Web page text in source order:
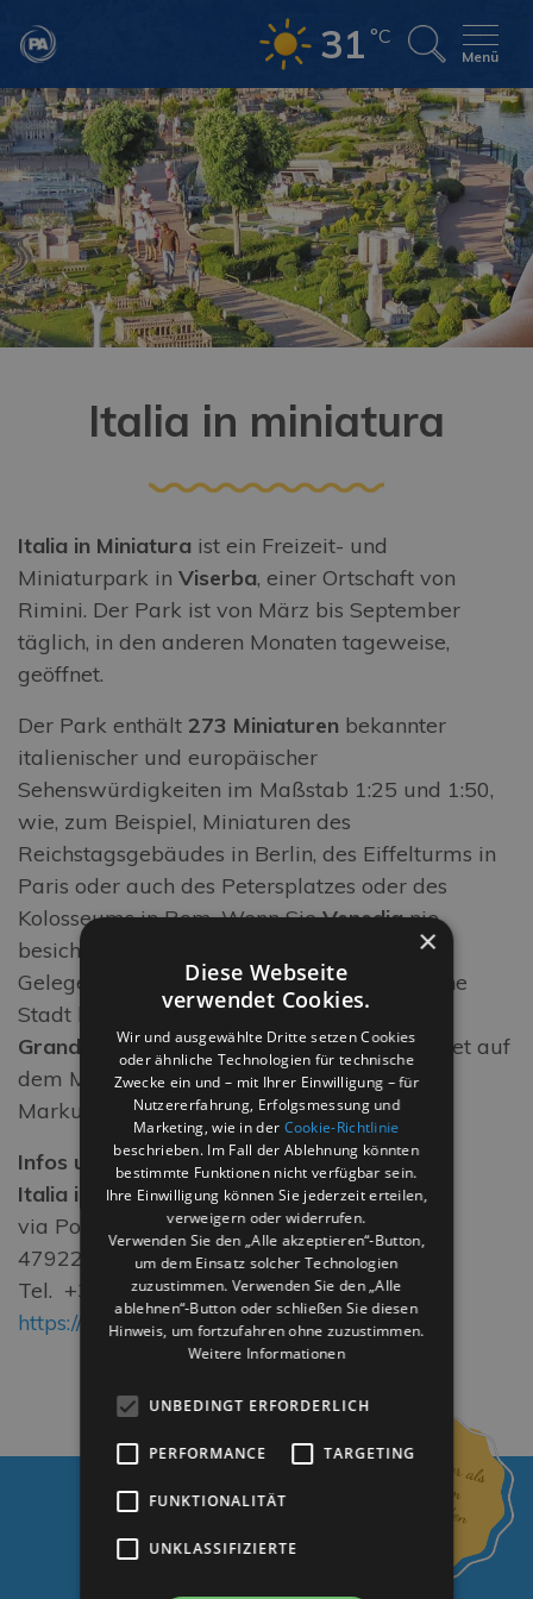
31 °C
Menü
Italia in miniatura
Italia in Miniatura ist ein Freizeit- und
Miniaturpark in Viserba, einer Ortschaft von
Rimini. Der Park ist von März bis September
täglich, in den anderen Monaten tageweise,
geöffnet.
Der Park enthält 273 Miniaturen bekannter
italienischer und europäischer
Sehenswürdigkeiten im Maßstab 1:25 und 1:50,
wie, zum Beispiel, Miniaturen des
Reichstagsgebäudes in Berlin, des Eiffelturms in
Paris oder auch des Petersplatzes oder des
Kolosseums in Rom. Wenn SieVenedignie
besichtigen haben, verpassen Sie nicht die
Gelegenheit, diese wunderschöne italienische
Stadt hier zu sehen und durch ihren
Grande
auf Booten zu fahren. Die Fahrt endet auf
dem Markusplatz, wo die Besucher den
Markussturm finden.
Infos und Kontakte
Italia in Miniatura
via Popilia 239
47922 Viserba di Rimini (RN)
Tel. +39 0541 736 736
https://www.italiainminiatura.com/en
×
Diese Webseite
verwendet Cookies.
Wir und ausgewählte Dritte setzen Cookies
oder ähnliche Technologien für technische
Zwecke ein und – mit Ihrer Einwilligung – für
Nutzererfahrung, Erfolgsmessung und
Marketing, wie in der Cookie-Richtlinie
beschrieben. Im Fall der Ablehnung könnten
bestimmte Funktionen nicht verfügbar sein.
Ihre Einwilligung können Sie jederzeit erteilen,
verweigern oder widerrufen.
Verwenden Sie den „Alle akzeptieren“-Button,
um dem Einsatz solcher Technologien
zuzustimmen. Verwenden Sie den „Alle
ablehnen“-Button oder schließen Sie diesen
Hinweis, um fortzufahren ohne zuzustimmen.
Weitere Informationen
UNBEDINGT ERFORDERLICH
PERFORMANCE TARGETING
FUNKTIONALITÄT
UNKLASSIFIZIERTE